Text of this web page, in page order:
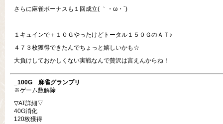
さらに麻雀ボーナスも１回成立( ｀・ω・´)
１キュインで＋１０Ｇやったけどトータル１５０ＧのＡＴ♪
４７３枚獲得できたんでちょっと嬉しいかも☆
大負けしておかしくない実戦なんで贅沢は言えんからね！
_100G 麻雀グランプリ
※ゲーム数解除
▽AT詳細▽
40G消化
120枚獲得